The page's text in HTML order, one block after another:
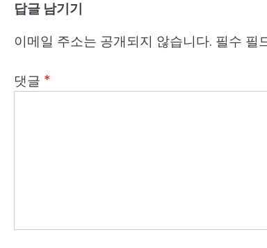
답글 남기기
이메일 주소는 공개되지 않습니다. 필수 필
댓글 *